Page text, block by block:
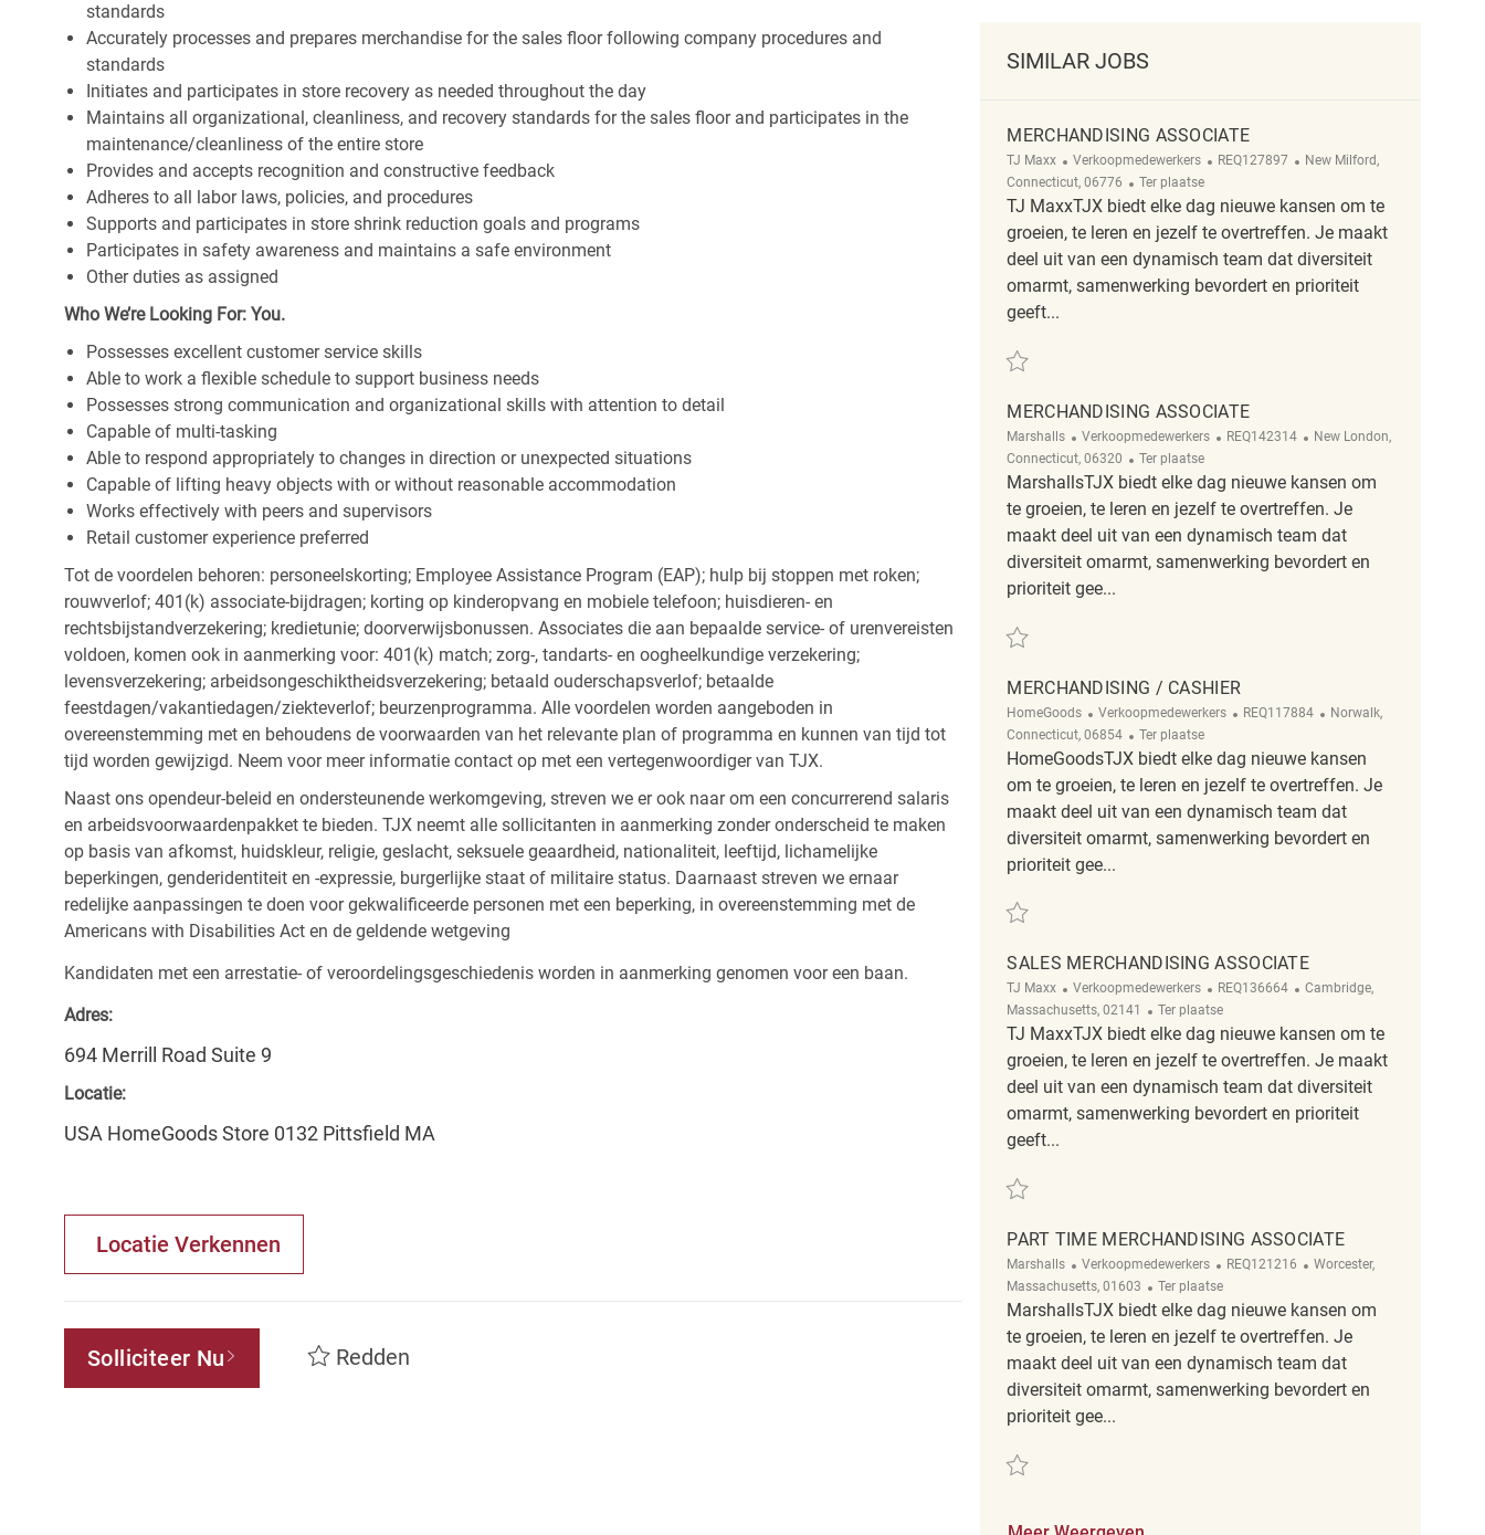
standards
Accurately processes and prepares merchandise for the sales floor following company procedures and
standards
Initiates and participates in store recovery as needed throughout the day
Maintains all organizational, cleanliness, and recovery standards for the sales floor and participates in the
maintenance/cleanliness of the entire store
Provides and accepts recognition and constructive feedback
Adheres to all labor laws, policies, and procedures
Supports and participates in store shrink reduction goals and programs
Participates in safety awareness and maintains a safe environment
Other duties as assigned
Who We’re Looking For: You.
Possesses excellent customer service skills
Able to work a flexible schedule to support business needs
Possesses strong communication and organizational skills with attention to detail
Capable of multi-tasking
Able to respond appropriately to changes in direction or unexpected situations
Capable of lifting heavy objects with or without reasonable accommodation
Works effectively with peers and supervisors
Retail customer experience preferred
Tot de voordelen behoren: personeelskorting; Employee Assistance Program (EAP); hulp bij stoppen met roken;
rouwverlof; 401(k) associate-bijdragen; korting op kinderopvang en mobiele telefoon; huisdieren- en
rechtsbijstandverzekering; kredietunie; doorverwijsbonussen. Associates die aan bepaalde service- of urenvereisten
voldoen, komen ook in aanmerking voor: 401(k) match; zorg-, tandarts- en oogheelkundige verzekering;
levensverzekering; arbeidsongeschiktheidsverzekering; betaald ouderschapsverlof; betaalde
feestdagen/vakantiedagen/ziekteverlof; beurzenprogramma. Alle voordelen worden aangeboden in
overeenstemming met en behoudens de voorwaarden van het relevante plan of programma en kunnen van tijd tot
tijd worden gewijzigd. Neem voor meer informatie contact op met een vertegenwoordiger van TJX.
Naast ons opendeur-beleid en ondersteunende werkomgeving, streven we er ook naar om een concurrerend salaris
en arbeidsvoorwaardenpakket te bieden. TJX neemt alle sollicitanten in aanmerking zonder onderscheid te maken
op basis van afkomst, huidskleur, religie, geslacht, seksuele geaardheid, nationaliteit, leeftijd, lichamelijke
beperkingen, genderidentiteit en -expressie, burgerlijke staat of militaire status. Daarnaast streven we ernaar
redelijke aanpassingen te doen voor gekwalificeerde personen met een beperking, in overeenstemming met de
Americans with Disabilities Act en de geldende wetgeving
Kandidaten met een arrestatie- of veroordelingsgeschiedenis worden in aanmerking genomen voor een baan.
Adres:
694 Merrill Road Suite 9
Locatie:
USA HomeGoods Store 0132 Pittsfield MA
Locatie Verkennen
Solliciteer Nu Redden
SIMILAR JOBS
MERCHANDISING ASSOCIATE
TJ Maxx Categorie
Verkoopmedewerkers ReqId
REQ127897 Plaats
New Milford,
Connecticut, 06776
Afgelegen
Ter plaatse
TJ MaxxTJX biedt elke dag nieuwe kansen om te
groeien, te leren en jezelf te overtreffen. Je maakt
deel uit van een dynamisch team dat diversiteit
omarmt, samenwerking bevordert en prioriteit
geeft...
Redden Merchandising Associate REQ127897
MERCHANDISING ASSOCIATE
Marshalls Categorie
Verkoopmedewerkers ReqId
REQ142314 Plaats
New London,
Connecticut, 06320
Afgelegen
Ter plaatse
MarshallsTJX biedt elke dag nieuwe kansen om
te groeien, te leren en jezelf te overtreffen. Je
maakt deel uit van een dynamisch team dat
diversiteit omarmt, samenwerking bevordert en
prioriteit gee...
MERCHANDISING / CASHIER
HomeGoods Categorie
Verkoopmedewerkers ReqId
REQ117884 Plaats
Norwalk,
Connecticut, 06854
Afgelegen
Ter plaatse
HomeGoodsTJX biedt elke dag nieuwe kansen
om te groeien, te leren en jezelf te overtreffen. Je
maakt deel uit van een dynamisch team dat
diversiteit omarmt, samenwerking bevordert en
prioriteit gee...
Redden merchandising / Cashier REQ117884
SALES MERCHANDISING ASSOCIATE
TJ Maxx Categorie
Verkoopmedewerkers ReqId
REQ136664 Plaats
Cambridge,
Massachusetts, 02141
Afgelegen
Ter plaatse
TJ MaxxTJX biedt elke dag nieuwe kansen om te
groeien, te leren en jezelf te overtreffen. Je maakt
deel uit van een dynamisch team dat diversiteit
omarmt, samenwerking bevordert en prioriteit
geeft...
Redden Sales Merchandising Associate REQ136664
PART TIME MERCHANDISING ASSOCIATE
Marshalls Categorie
Verkoopmedewerkers ReqId
REQ121216 Plaats
Worcester,
Massachusetts, 01603
Afgelegen
Ter plaatse
MarshallsTJX biedt elke dag nieuwe kansen om
te groeien, te leren en jezelf te overtreffen. Je
maakt deel uit van een dynamisch team dat
diversiteit omarmt, samenwerking bevordert en
prioriteit gee...
Redden Part Time Merchandising Associate REQ121216